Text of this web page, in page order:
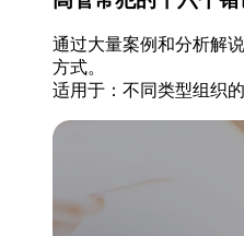
通过大量案例和分析解
方式。
适用于：不同类型组织